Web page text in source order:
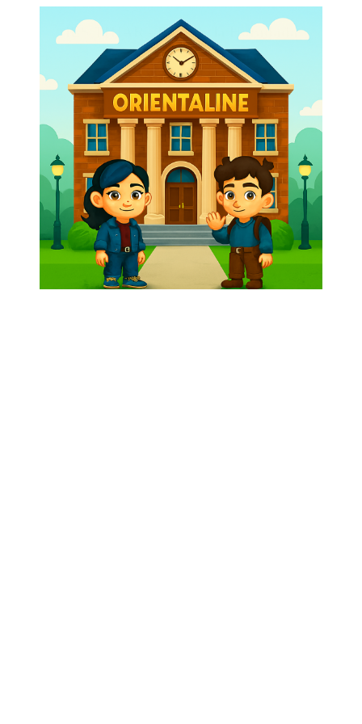
IES THIAR - Pilar de la Horadada
2025/26
Entramos